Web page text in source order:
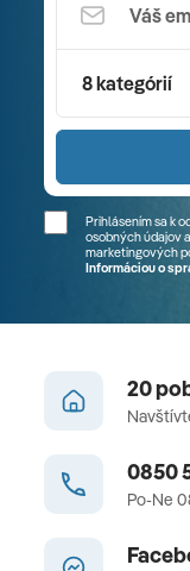
8 kategórií
Prihlásením sa k
osobných údajov
marketingových
Informáciou o
20
0850
Po-Ne